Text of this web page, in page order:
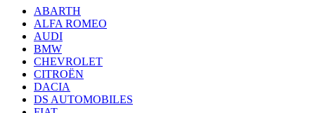
ABARTH
ALFA ROMEO
AUDI
BMW
CHEVROLET
CITROËN
DACIA
DS AUTOMOBILES